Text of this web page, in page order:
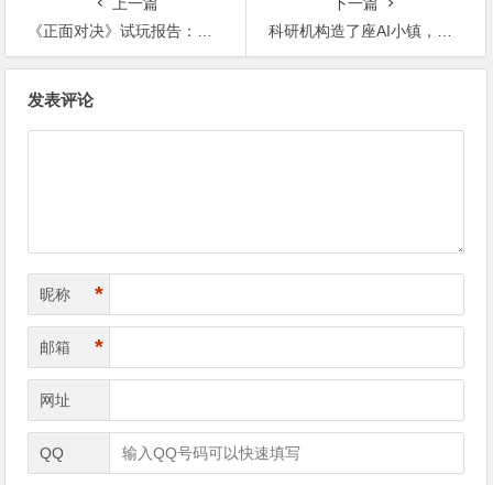
《正面对决》试玩报告：当“三国杀”遇上TCG【365娱乐资讯网】
科研机构造了座AI小镇，机器人在里面权斗、滥情和殉情【365娱乐资讯网】
发表评论
昵称 *
邮箱 *
网址
QQ